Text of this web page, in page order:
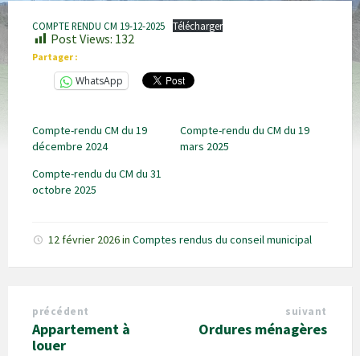
COMPTE RENDU CM 19-12-2025 Télécharger
Post Views: 132
Partager :
WhatsApp
Compte-rendu CM du 19
décembre 2024
Compte-rendu du CM du 19
mars 2025
Compte-rendu du CM du 31
octobre 2025
12 février 2026in Comptes rendus du conseil municipal
précédent
Appartement à
louer
suivant
Ordures ménagères